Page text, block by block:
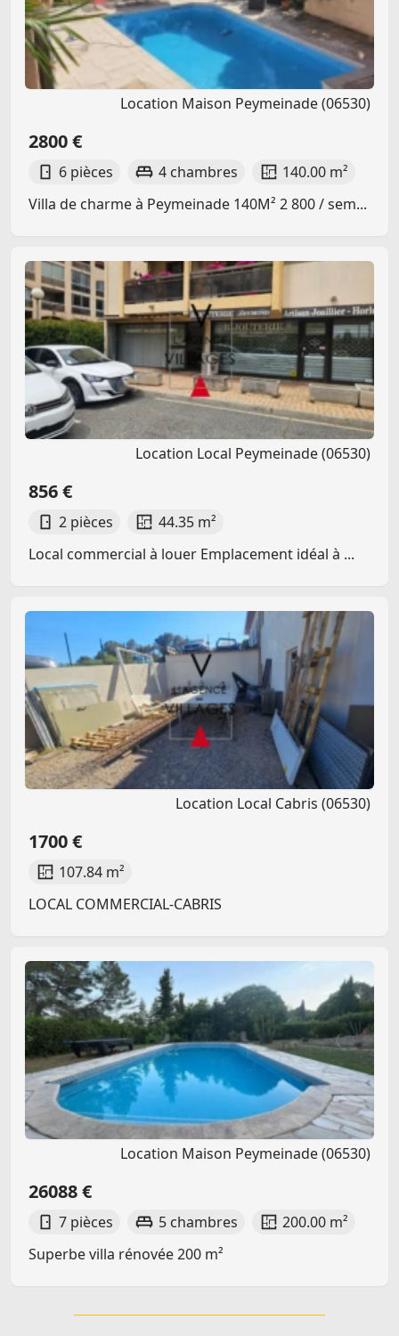
Location Maison Peymeinade (06530)
2800 €
6 pièces 4 chambres
140.00 m²
Villa de charme à Peymeinade 140M² 2 800 / sem...
Location Local Peymeinade (06530)
856 €
2 pièces
44.35 m²
Local commercial à louer Emplacement idéal à ...
Location Local Cabris (06530)
1700 €
107.84 m²
LOCAL COMMERCIAL-CABRIS
Location Maison Peymeinade (06530)
26088 €
7 pièces 5 chambres
200.00 m²
Superbe villa rénovée 200 m²